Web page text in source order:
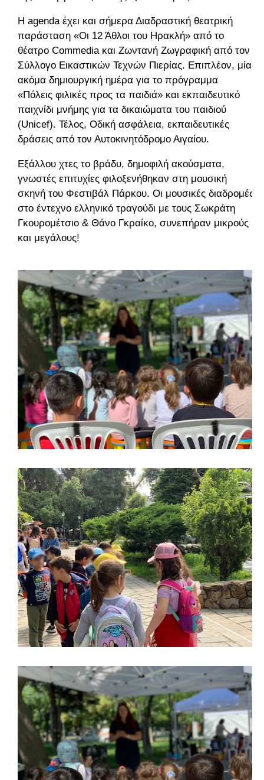
Η agenda έχει και σήμερα Διαδραστική θεατρική
παράσταση «Οι 12 Άθλοι του Ηρακλή» από το
θέατρο Commedia και Ζωντανή Ζωγραφική από τον
Σύλλογο Εικαστικών Τεχνών Πιερίας. Επιπλέον, μία
ακόμα δημιουργική ημέρα για το πρόγραμμα
«Πόλεις φιλικές προς τα παιδιά» και εκπαιδευτικό
παιχνίδι μνήμης για τα δικαιώματα του παιδιού
(Unicef). Τέλος, Οδική ασφάλεια, εκπαιδευτικές
δράσεις από τον Αυτοκινητόδρομο Αιγαίου.
Εξάλλου χτες το βράδυ, δημοφιλή ακούσματα,
γνωστές επιτυχίες φιλοξενήθηκαν στη μουσική
σκηνή του Φεστιβάλ Πάρκου. Οι μουσικές διαδρομές
στο έντεχνο ελληνικό τραγούδι με τους Σωκράτη
Γκουρομέτσιο & Θάνο Γκραίκο, συνεπήραν μικρούς
και μεγάλους!